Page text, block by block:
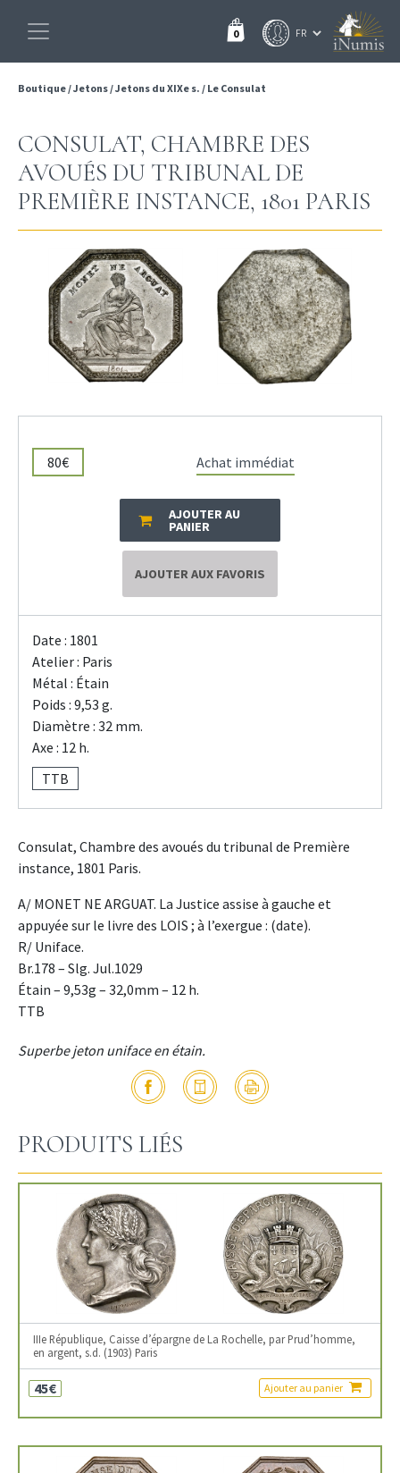
0
Boutique/Jetons/Jetons du XIXe s. / Le Consulat
CONSULAT, CHAMBRE DES
AVOUÉS DU TRIBUNAL DE
PREMIÈRE INSTANCE, 1801 PARIS
80€ Achat immédiat
AJOUTER AU
PANIER
AJOUTER AUX FAVORIS
Date : 1801
Atelier : Paris
Métal : Étain
Poids : 9,53 g.
Diamètre : 32 mm.
Axe : 12 h.
TTB
Consulat, Chambre des avoués du tribunal de Première
instance, 1801 Paris.
A/ MONET NE ARGUAT. La Justice assise à gauche et
appuyée sur le livre des LOIS ; à l’exergue : (date).
R/ Uniface.
Br.178 – Slg. Jul.1029
Étain – 9,53g – 32,0mm – 12 h.
TTB
Superbe jeton uniface en étain.
PRODUITS LIÉS
IIIe République, Caisse d’épargne de La Rochelle, par Prud’homme,
en argent, s.d. (1903) Paris
45€ Ajouter au panier